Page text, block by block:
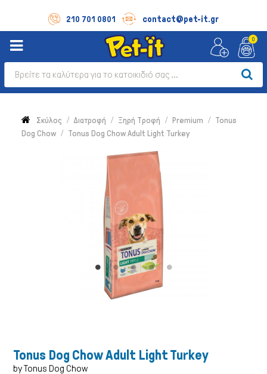
210 701 0801 contact@pet-it.gr
Γάτα
0
Σκύλος Διατροφή Ξηρή Τροφή Premium
Tonus
Dog Chow
Tonus Dog Chow Adult Light Turkey
Tonus Dog Chow Adult Light Turkey
by Tonus Dog Chow